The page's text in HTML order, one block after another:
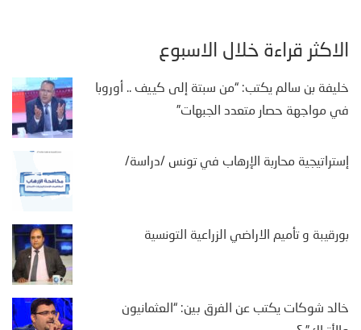
الأكثر قراءة خلال الأسبوع
خليفة بن سالم يكتب: “من سبتة إلى كييف .. أوروبا
في مواجهة حصار متعدد الجبهات”
إستراتيجية محاربة الإرهاب في تونس /دراسة/
بورقيبة و تأميم الاراضي الزراعية التونسية
خالد شوكات يكتب عن الفرق بين: “العثمانيون